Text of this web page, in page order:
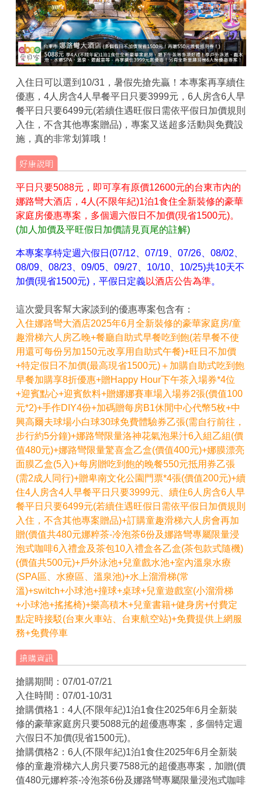
入住日可以選到10/31，暑假先搶先贏！本專案再享續住
優惠，4人房含4人早餐平日只要3999元，6人房含6人早
餐平日只要6499元(若續住遇旺假日需依平假日加價規則
入住，不含其他專案贈品)，專案又送超多活動與免費設
施，真的非常划算哦！
平日只要5088元，即可享有原價12600元的台東市內的
娜路彎大酒店，4人(不限年紀)1泊1食住全新裝修的豪華
家庭房優惠專案，多個週六假日不加價(現省1500元)。
(加人加價及平旺假日加價請見頁尾的註解)
本專案享特定週六假日(07/12、07/19、07/26、08/02、
08/09、08/23、09/05、09/27、10/10、10/25)共10天不
加價(現省1500元)，平假日定義以酒店公告為準。
這次愛貝客幫大家談到的優惠專案包含有：
入住娜路彎大酒店2025年6月全新裝修的豪華家庭房/童
趣滑梯六人房乙晚+餐廳自助式早餐吃到飽(若早餐不使
用還可每份另加150元改享用自助式午餐)+旺日不加價
+特定假日不加價(最高現省1500元)＋加購自助式吃到飽
早餐加購享8折優惠+贈Happy Hour下午茶入場券*4位
+迎賓點心+迎賓飲料+贈娜娜賽車場入場券2張(價值100
元*2)+手作DIY4份+加碼贈每房B1休閒中心代幣5枚+中
興高爾夫球場小白球30球免費體驗券乙張(需自行前往，
步行約5分鐘)+娜路彎限量洛神花氣泡果汁6入組乙組(價
值480元)+娜路彎限量驚喜盒乙盒(價值400元)+娜膜漂亮
面膜乙盒(5入)+每房贈吃到飽的晚餐550元抵用券乙張
(需2成人同行)+贈卑南文化公園門票*4張(價值200元)+續
住4人房含4人早餐平日只要3999元、續住6人房含6人早
餐平日只要6499元(若續住遇旺假日需依平假日加價規則
入住，不含其他專案贈品)+訂購童趣滑梯六人房會再加
贈(價值共480元娜粹茶-冷泡茶6份及娜路彎專屬限量浸
泡式咖啡6入禮盒及茶包10入禮盒各乙盒(茶包款式隨機)
(價值共500元)+戶外泳池+兒童戲水池+室內溫泉水療
(SPA區、水療區、溫泉池)+水上溜滑梯(常
溫)+switch+小球池+撞球+桌球+兒童遊戲室(小溜滑梯
+小球池+搖搖椅)+樂高積木+兒童書籍+健身房+付費定
點定時接駁(台東火車站、台東航空站)+免費提供上網服
務+免費停車
搶購期間：07/01-07/21
入住時間：07/01-10/31
搶購價格1：4人(不限年紀)1泊1食住2025年6月全新裝
修的豪華家庭房只要5088元的超優惠專案，多個特定週
六假日不加價(現省1500元)。
搶購價格2：6人(不限年紀)1泊1食住2025年6月全新裝
修的童趣滑梯六人房只要7588元的超優惠專案，加贈(價
值480元娜粹茶-冷泡茶6份及娜路彎專屬限量浸泡式咖啡